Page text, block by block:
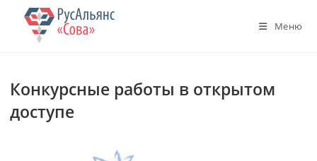
Перейти
содержимому
Меню
Конкурсные работы в открытом
доступе